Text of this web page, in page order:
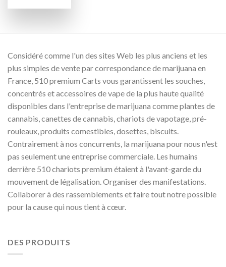
Considéré comme l'un des sites Web les plus anciens et les
plus simples de vente par correspondance de marijuana en
France, 510 premium Carts vous garantissent les souches,
concentrés et accessoires de vape de la plus haute qualité
disponibles dans l'entreprise de marijuana comme plantes de
cannabis, canettes de cannabis, chariots de vapotage, pré-
rouleaux, produits comestibles, dosettes, biscuits.
Contrairement à nos concurrents, la marijuana pour nous n'est
pas seulement une entreprise commerciale. Les humains
derrière 510 chariots premium étaient à l'avant-garde du
mouvement de légalisation. Organiser des manifestations.
Collaborer à des rassemblements et faire tout notre possible
pour la cause qui nous tient à cœur.
DES PRODUITS